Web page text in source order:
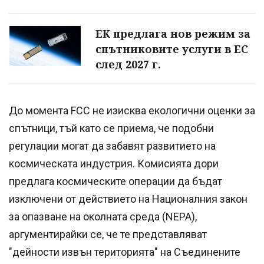
ЕК предлага нов режим за
спътниковите услуги в ЕС
след 2027 г.
До момента FCC не изисква екологични оценки за
спътници, тъй като се приема, че подобни
регулации могат да забавят развитието на
космическата индустрия. Комисията дори
предлага космическите операции да бъдат
изключени от действието на Националния закон
за опазване на околната среда (NEPA),
аргументирайки се, че те представляват
"дейности извън територията" на Съединените